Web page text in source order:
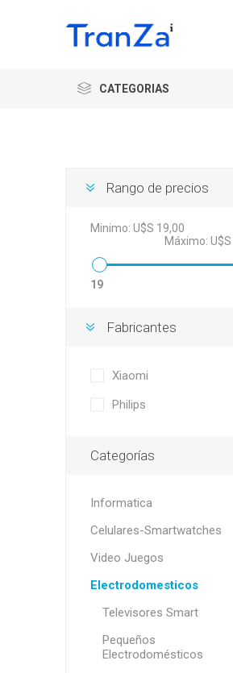
CATEGORIAS
Rango de precios
Minimo: U$S 19,00
Máximo:
19
Fabricantes
Xiaomi
Philips
Categorías
Informatica
Celulares-Smartwatches
Video Juegos
Electrodomesticos
Televisores Smart
Pequeños
Electrodomésticos